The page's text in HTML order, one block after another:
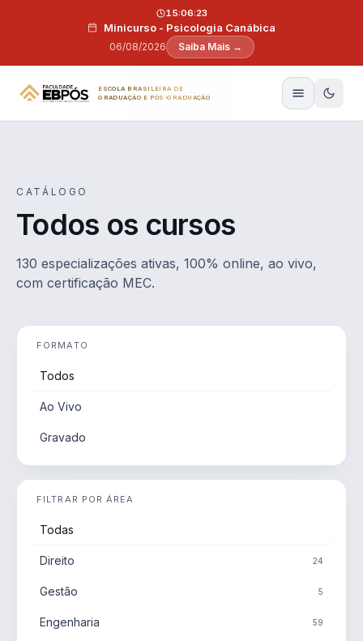
Minicurso - Psicologia Canábica
06/08/2026
15:06:22
Saiba Mais →
ESCOLA BRASILEIRA DE
GRADUAÇÃO E PÓS-GRADUAÇÃO
CATÁLOGO
Todos os cursos
130 especializações ativas, 100% online, ao vivo,
com certificação MEC.
FORMATO
Todos
Ao Vivo
Gravado
FILTRAR POR ÁREA
Todas
Direito 24
Gestão 5
Engenharia 59